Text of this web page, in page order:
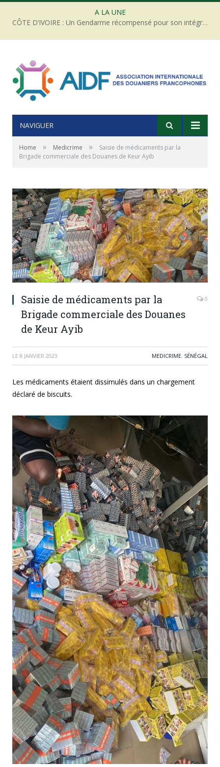
A LA UNE
CÔTE D’IVOIRE : Un Gendarme récompensé pour son intégrité face à une tentative de corruption
NAVIGUER
Home » Medicrime »
Saisie de médicaments par la
Brigade commerciale des Douanes de Keur Ayib
Saisie de médicaments par la
Brigade commerciale des Douanes
de Keur Ayib
0
LE 8 JANVIER 2023 MEDICRIME, SÉNÉGAL
Les médicaments étaient dissimulés dans un chargement
déclaré de biscuits.